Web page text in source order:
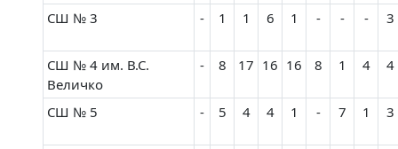
СШ № 3 - 1 1 6 1 - - - 3
СШ № 4 им. В.С.
Величко
- 8 17 16 16 8 1 4 4
СШ № 5 - 5 4 4 1 - 7 1 3